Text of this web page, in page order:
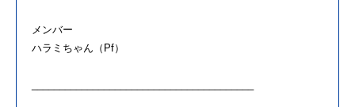
メンバー
ハラミちゃん（Pf）